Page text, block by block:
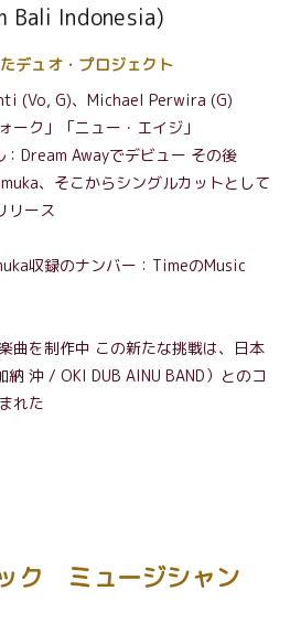
Bali Indonesia)
デュオ・プロジェクト
(Vo, G)、 Michael Perwira (G)
ーク」「ニュー・エイジ」
Dream Awayでデビュー その後
、そこからシングルカットとして
リース
収録のナンバー： TimeのMusic
曲を制作中 この新たな挑戦は、日本
納 沖 / OKI DUB AINU BAND）とのコ
れた
ク ミュージシャン